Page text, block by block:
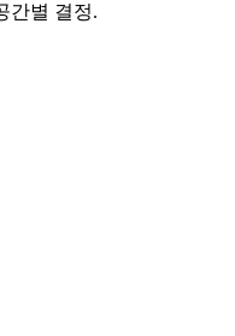
간별 결정.